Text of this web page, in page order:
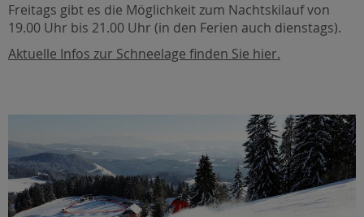
Freitags gibt es die Möglichkeit zum Nachtskilauf von
19.00 Uhr bis 21.00 Uhr (in den Ferien auch dienstags).
Aktuelle Infos zur Schneelage finden Sie hier.